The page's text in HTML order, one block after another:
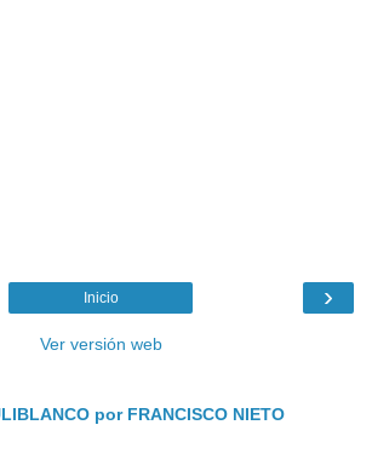
›
Inicio
Ver versión web
por FRANCISCO NIETO